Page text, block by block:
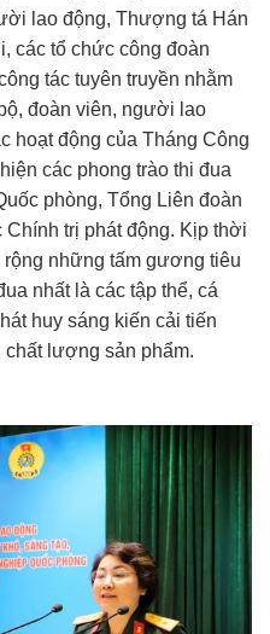
lao động, Thượng tá Hán
các tổ chức công đoàn
tác tuyên truyền nhằm
đoàn viên, người lao
hoạt động của Tháng Công
các phong trào thi đua
phòng, Tổng Liên đoàn
Chính trị phát động. Kịp thời
những tấm gương tiêu
nhất là các tập thể, cá
huy sáng kiến cải tiến
chất lượng sản phẩm.